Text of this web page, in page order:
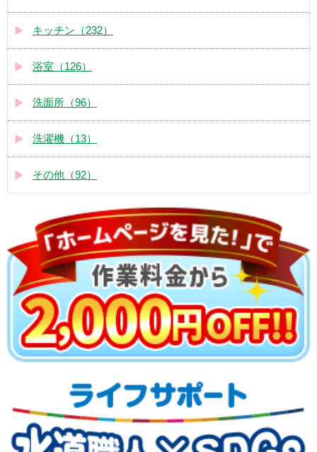
キッチン（232）
浴室（126）
洗面所（96）
洗濯機（13）
その他（92）